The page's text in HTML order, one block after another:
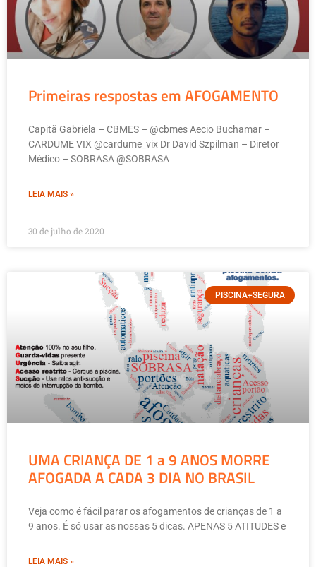
Primeiras respostas em AFOGAMENTO
Capitã Gabriela – CBMES – @cbmes Aecio Buchamar –
CARDUME VIX @cardume_vix Dr David Szpilman – Diretor
Médico – SOBRASA @SOBRASA
LEIA MAIS »
30 de julho de 2020
PISCINA+SEGURA
UMA CRIANÇA DE 1 a 9 ANOS MORRE
AFOGADA A CADA 3 DIA NO BRASIL
Veja como é fácil parar os afogamentos de crianças de 1 a
9 anos. É só usar as nossas 5 dicas. APENAS 5 ATITUDES e
LEIA MAIS »